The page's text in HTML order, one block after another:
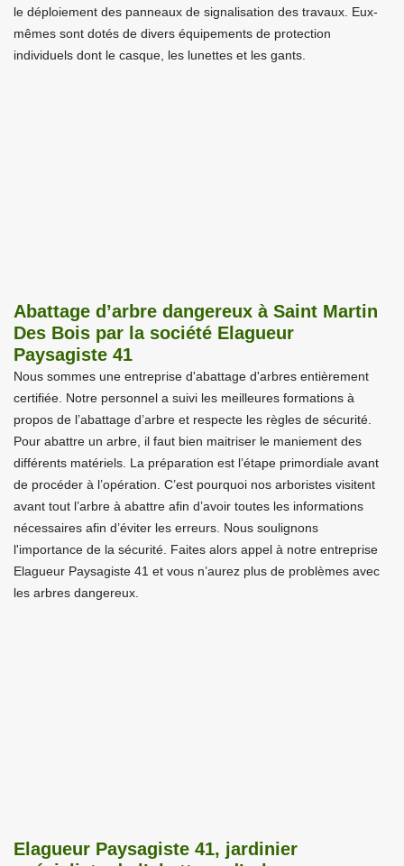
le déploiement des panneaux de signalisation des travaux. Eux-
mêmes sont dotés de divers équipements de protection
individuels dont le casque, les lunettes et les gants.
Abattage d’arbre dangereux à Saint Martin
Des Bois par la société Elagueur
Paysagiste 41
Nous sommes une entreprise d'abattage d'arbres entièrement
certifiée. Notre personnel a suivi les meilleures formations à
propos de l’abattage d’arbre et respecte les règles de sécurité.
Pour abattre un arbre, il faut bien maitriser le maniement des
différents matériels. La préparation est l’étape primordiale avant
de procéder à l’opération. C’est pourquoi nos arboristes visitent
avant tout l’arbre à abattre afin d’avoir toutes les informations
nécessaires afin d’éviter les erreurs. Nous soulignons
l'importance de la sécurité. Faites alors appel à notre entreprise
Elagueur Paysagiste 41 et vous n’aurez plus de problèmes avec
les arbres dangereux.
Elagueur Paysagiste 41, jardinier